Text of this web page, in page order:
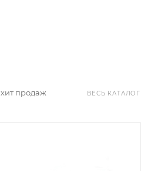
хит продаж ВЕСЬ КАТАЛОГ